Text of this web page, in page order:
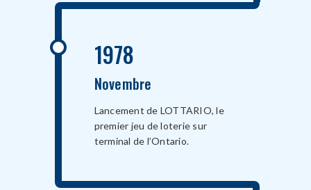
1978
Novembre
Lancement de LOTTARIO, le
premier jeu de loterie sur
terminal de l’Ontario.